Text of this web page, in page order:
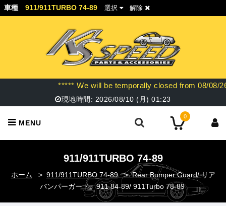
車種 911/911TURBO 74-89 選択 解除
***** We will be temporally closed from 08/08/
現地時間: 2026/08/10 (月)01:23
0
MENU
911/911TURBO 74-89
ホーム > 911/911TURBO 74-89 > Rear Bumper Guard/ リア
バンパーガード、911 84-89/ 911Turbo 78-89